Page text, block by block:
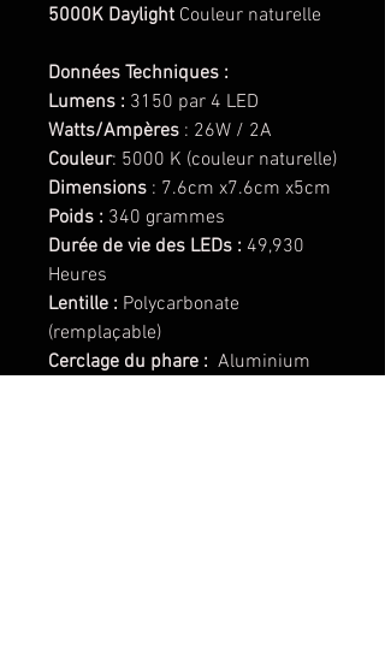
5000K Daylight Couleur naturelle
Données Techniques :
Lumens : 3150 par 4 LED
Watts/Ampères : 26W / 2A
Couleur: 5000 K (couleur naturelle)
Dimensions : 7.6cm x7.6cm x5cm
Poids : 340 grammes
Durée de vie des LEDs : 49,930
Heures
Lentille : Polycarbonate
(remplaçable)
Cerclage du phare : Aluminium